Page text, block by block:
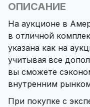
ОПИСАНИЕ
На аукционе в
в отличной
указана как на
учитывая все
вы сможете
внутренним
При покупке с